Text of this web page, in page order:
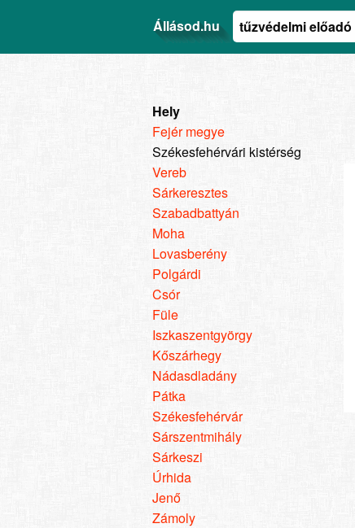
Állásod.hu
Hely
Fejér megye
Székesfehérvári kistérség
Vereb
Sárkeresztes
Szabadbattyán
Moha
Lovasberény
Polgárdi
Csór
Füle
Iszkaszentgyörgy
Kőszárhegy
Nádasdladány
Pátka
Székesfehérvár
Sárszentmihály
Sárkeszi
Úrhida
Jenő
Zámoly